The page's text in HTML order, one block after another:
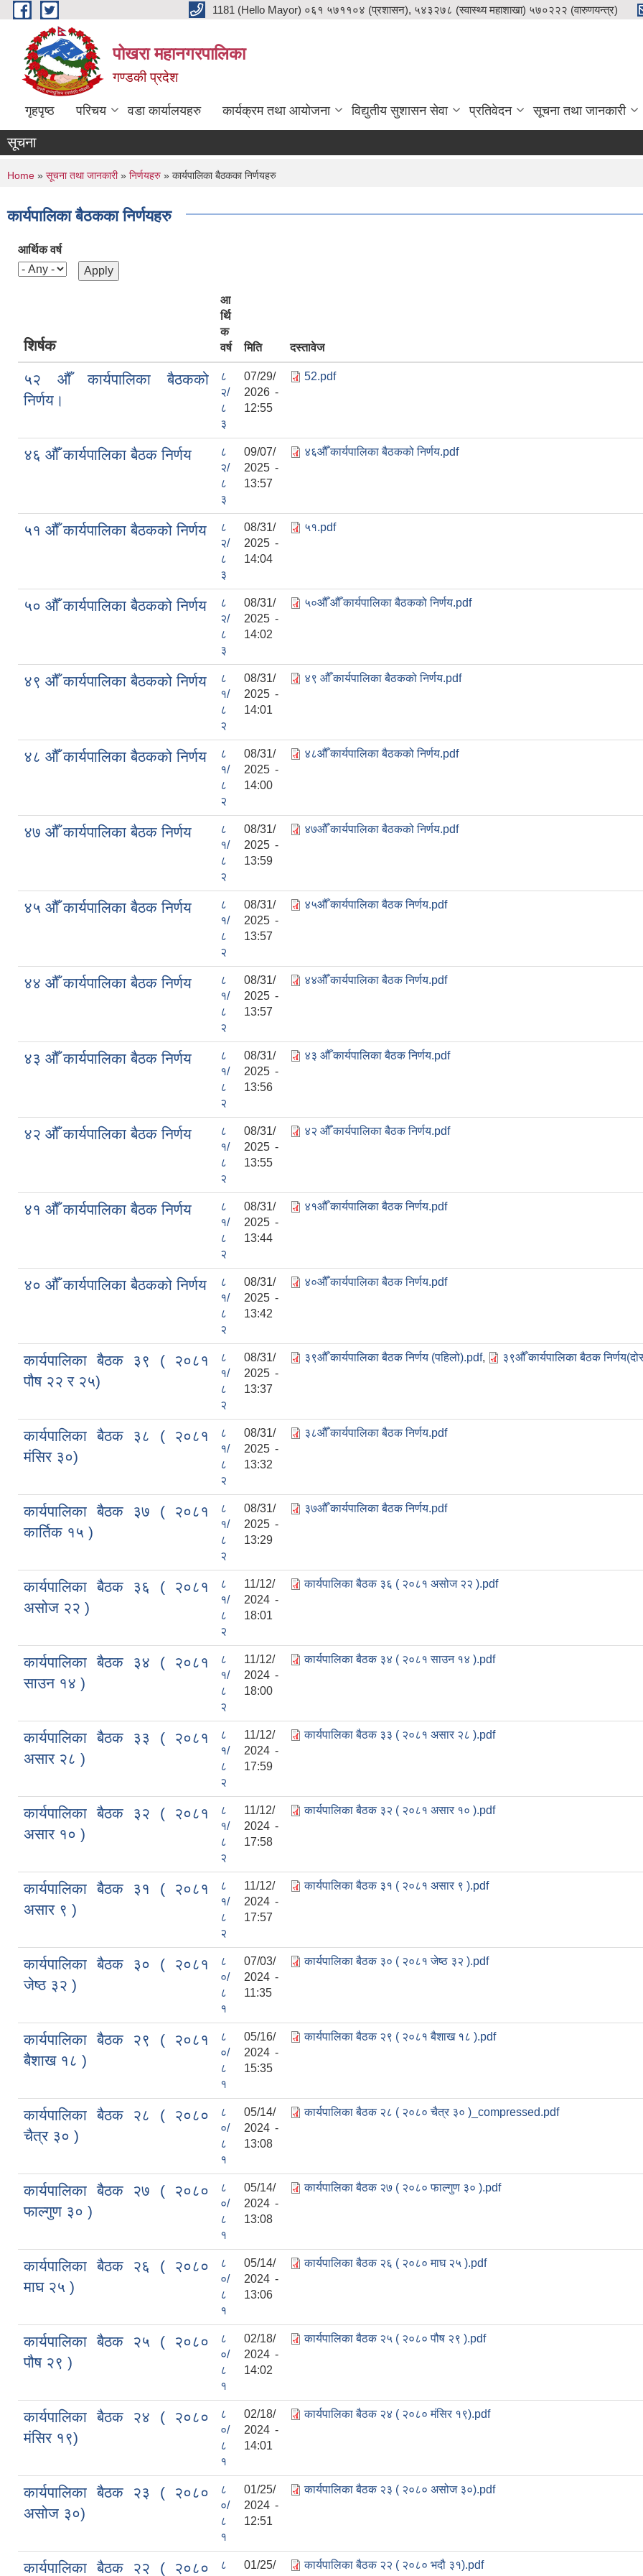
Skip to main content 1181 (Hello Mayor) ०६१ ५७११०४ (प्रशासन), ५४३२७८ (स्वास्थ्य महाशाखा) ५७०२२२ (वारुणयन्त्र)
पोखरा महानगरपालिका
गण्डकी प्रदेश
गृहपृष्ठ परिचय वडा कार्यालयहरु कार्यक्रम तथा आयोजना विद्युतीय सुशासन सेवा प्रतिवेदन सूचना तथा जानकारी
सूचना
You are here
Home » सूचना तथा जानकारी» निर्णयहरु » कार्यपालिका बैठकका निर्णयहरु
कार्यपालिका बैठकका निर्णयहरु
आर्थिक वर्ष
शिर्षक
आ
र्थि
क
वर्ष
मिति दस्तावेज
५२ औँ कार्यपालिका बैठकको
निर्णय।
८
२/
८
३
07/29/
2026 -
12:55
52.pdf
४६ औँ कार्यपालिका बैठक निर्णय
८
२/
८
३
09/07/
2025 -
13:57
४६औँ कार्यपालिका बैठकको निर्णय.pdf
५१ औँ कार्यपालिका बैठकको निर्णय
८
२/
८
३
08/31/
2025 -
14:04
५१.pdf
५० औँ कार्यपालिका बैठकको निर्णय
८
२/
८
३
08/31/
2025 -
14:02
५०औँ औँ कार्यपालिका बैठकको निर्णय.pdf
४९ औँ कार्यपालिका बैठकको निर्णय
८
१/
८
२
08/31/
2025 -
14:01
४९ औँ कार्यपालिका बैठकको निर्णय.pdf
४८ औँ कार्यपालिका बैठकको निर्णय
८
१/
८
२
08/31/
2025 -
14:00
४८औँ कार्यपालिका बैठकको निर्णय.pdf
४७ औँ कार्यपालिका बैठक निर्णय
८
१/
८
२
08/31/
2025 -
13:59
४७औँ कार्यपालिका बैठकको निर्णय.pdf
४५ औँ कार्यपालिका बैठक निर्णय
८
१/
८
२
08/31/
2025 -
13:57
४५औँ कार्यपालिका बैठक निर्णय.pdf
४४ औँ कार्यपालिका बैठक निर्णय
८
१/
८
२
08/31/
2025 -
13:57
४४औँ कार्यपालिका बैठक निर्णय.pdf
४३ औँ कार्यपालिका बैठक निर्णय
८
१/
८
२
08/31/
2025 -
13:56
४३ औँ कार्यपालिका बैठक निर्णय.pdf
४२ औँ कार्यपालिका बैठक निर्णय
८
१/
८
२
08/31/
2025 -
13:55
४२ औँ कार्यपालिका बैठक निर्णय.pdf
४१ औँ कार्यपालिका बैठक निर्णय
८
१/
८
२
08/31/
2025 -
13:44
४१औँ कार्यपालिका बैठक निर्णय.pdf
४० औँ कार्यपालिका बैठकको निर्णय
८
१/
८
२
08/31/
2025 -
13:42
४०औँ कार्यपालिका बैठक निर्णय.pdf
कार्यपालिका बैठक ३९ ( २०८१
पौष २२ र २५)
८
१/
८
२
08/31/
2025 -
13:37
३९औँ कार्यपालिका बैठक निर्णय (पहिलो).pdf, ३९औँ कार्यपालिका बैठक
कार्यपालिका बैठक ३८ ( २०८१
मंसिर ३०)
८
१/
८
२
08/31/
2025 -
13:32
३८औँ कार्यपालिका बैठक निर्णय.pdf
कार्यपालिका बैठक ३७ ( २०८१
कार्तिक १५ )
८
१/
८
२
08/31/
2025 -
13:29
३७औँ कार्यपालिका बैठक निर्णय.pdf
कार्यपालिका बैठक ३६ ( २०८१
असोज २२ )
८
१/
८
२
11/12/
2024 -
18:01
कार्यपालिका बैठक ३६ ( २०८१ असोज २२ ).pdf
कार्यपालिका बैठक ३४ ( २०८१
साउन १४ )
८
१/
८
२
11/12/
2024 -
18:00
कार्यपालिका बैठक ३४ ( २०८१ साउन १४ ).pdf
कार्यपालिका बैठक ३३ ( २०८१
असार २८ )
८
१/
८
२
11/12/
2024 -
17:59
कार्यपालिका बैठक ३३ ( २०८१ असार २८ ).pdf
कार्यपालिका बैठक ३२ ( २०८१
असार १० )
८
१/
८
२
11/12/
2024 -
17:58
कार्यपालिका बैठक ३२ ( २०८१ असार १० ).pdf
कार्यपालिका बैठक ३१ ( २०८१
असार ९ )
८
१/
८
२
11/12/
2024 -
17:57
कार्यपालिका बैठक ३१ ( २०८१ असार ९ ).pdf
कार्यपालिका बैठक ३० ( २०८१
जेष्ठ ३२ )
८
०/
८
१
07/03/
2024 -
11:35
कार्यपालिका बैठक ३० ( २०८१ जेष्ठ ३२ ).pdf
कार्यपालिका बैठक २९ ( २०८१
बैशाख १८ )
८
०/
८
१
05/16/
2024 -
15:35
कार्यपालिका बैठक २९ ( २०८१ बैशाख १८ ).pdf
कार्यपालिका बैठक २८ ( २०८०
चैत्र ३० )
८
०/
८
१
05/14/
2024 -
13:08
कार्यपालिका बैठक २८ ( २०८० चैत्र ३० )_compressed.pdf
कार्यपालिका बैठक २७ ( २०८०
फाल्गुण ३० )
८
०/
८
१
05/14/
2024 -
13:08
कार्यपालिका बैठक २७ ( २०८० फाल्गुण ३० ).pdf
कार्यपालिका बैठक २६ ( २०८०
माघ २५ )
८
०/
८
१
05/14/
2024 -
13:06
कार्यपालिका बैठक २६ ( २०८० माघ २५ ).pdf
कार्यपालिका बैठक २५ ( २०८०
पौष २९ )
८
०/
८
१
02/18/
2024 -
14:02
कार्यपालिका बैठक २५ ( २०८० पौष २९ ).pdf
कार्यपालिका बैठक २४ ( २०८०
मंसिर १९)
८
०/
८
१
02/18/
2024 -
14:01
कार्यपालिका बैठक २४ ( २०८० मंसिर १९).pdf
कार्यपालिका बैठक २३ ( २०८०
असोज ३०)
८
०/
८
१
01/25/
2024 -
12:51
कार्यपालिका बैठक २३ ( २०८० असोज ३०).pdf
कार्यपालिका बैठक २२ ( २०८०
८
01/25/
कार्यपालिका बैठक २२ ( २०८० भदौ ३१).pdf